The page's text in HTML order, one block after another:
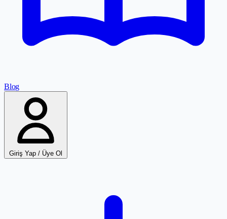
Blog
Giriş Yap / Üye Ol